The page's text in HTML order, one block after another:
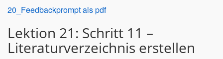
20_Feedbackprompt als pdf
Lektion 21: Schritt 11 –
Literaturverzeichnis erstellen